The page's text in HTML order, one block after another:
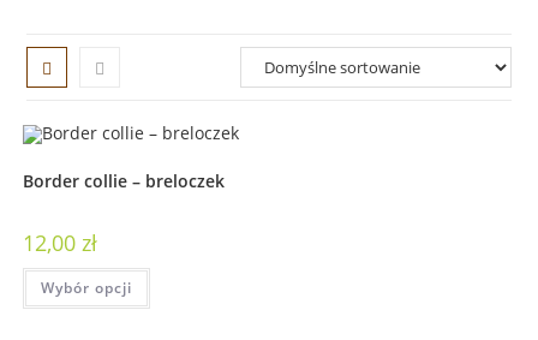
Border collie – breloczek
12,00 zł
Wybór opcji